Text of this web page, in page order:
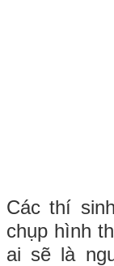
Các thí
chụp hình
ai sẽ là